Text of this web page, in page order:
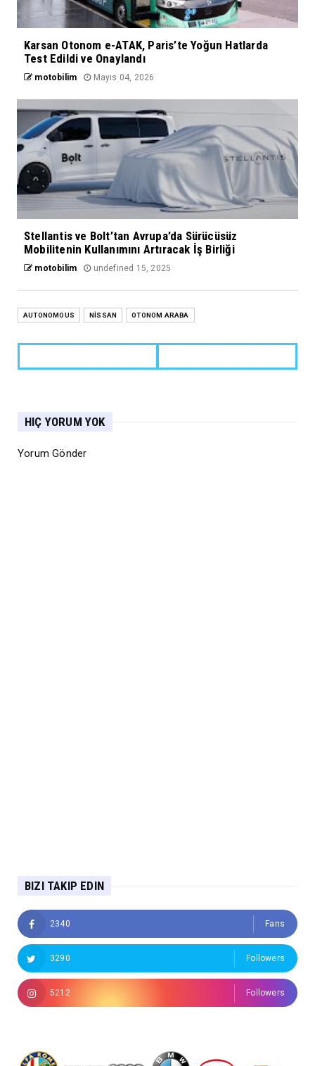
Karsan Otonom e-ATAK, Paris’te Yoğun Hatlarda
Test Edildi ve Onaylandı
motobilim Mayıs 04, 2026
Stellantis ve Bolt’tan Avrupa’da Sürücüsüz
Mobilitenin Kullanımını Artıracak İş Birliği
motobilim undefined 15, 2025
AUTONOMOUS NİSSAN OTONOM ARABA
HIÇ YORUM YOK
Yorum Gönder
BIZI TAKIP EDIN
2340 Fans
3290 Followers
5212 Followers